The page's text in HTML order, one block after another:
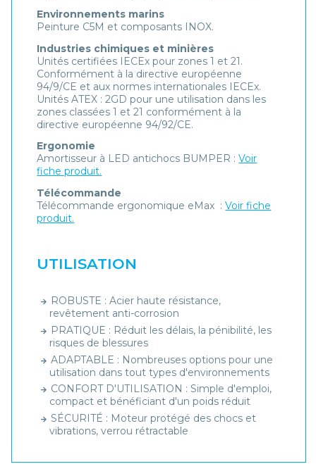
Environnements marins
Peinture C5M et composants INOX.
Industries chimiques et minières
Unités certifiées IECEx pour zones 1 et 21.
Conformément à la directive européenne
94/9/CE et aux normes internationales IECEx.
Unités ATEX : 2GD pour une utilisation dans les
zones classées 1 et 21 conformément à la
directive européenne 94/92/CE.
Ergonomie
Amortisseur à LED antichocs BUMPER :Voir
fiche produit.
Télécommande
Télécommande ergonomique eMax :Voir fiche
produit.
UTILISATION
ROBUSTE : Acier haute résistance,
revêtement anti-corrosion
PRATIQUE : Réduit les délais, la pénibilité, les
risques de blessures
ADAPTABLE : Nombreuses options pour une
utilisation dans tout types d'environnements
CONFORT D'UTILISATION : Simple d'emploi,
compact et bénéficiant d'un poids réduit
SÉCURITÉ : Moteur protégé des chocs et
vibrations, verrou rétractable